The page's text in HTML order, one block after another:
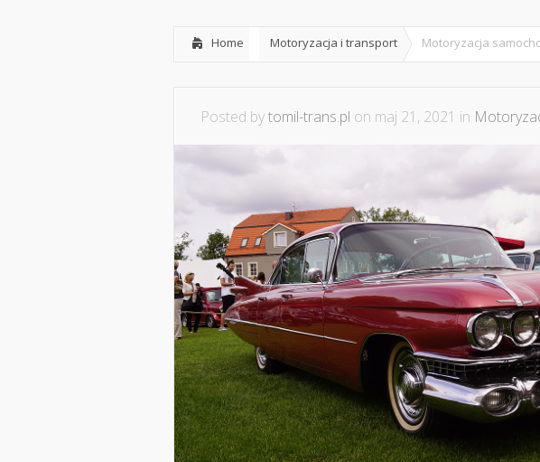
Home Motoryzacja i transport Motoryzacja
Posted bytomil-trans.pl on maj 21, 2021 in